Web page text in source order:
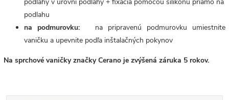
podlahu
na podmurovku:
na pripravenú podmurovku umiestnite
vaničku a upevnite podľa inštalačných pokynov
Na sprchové vaničky značky Cerano je zvýšená záruka 5 rokov.